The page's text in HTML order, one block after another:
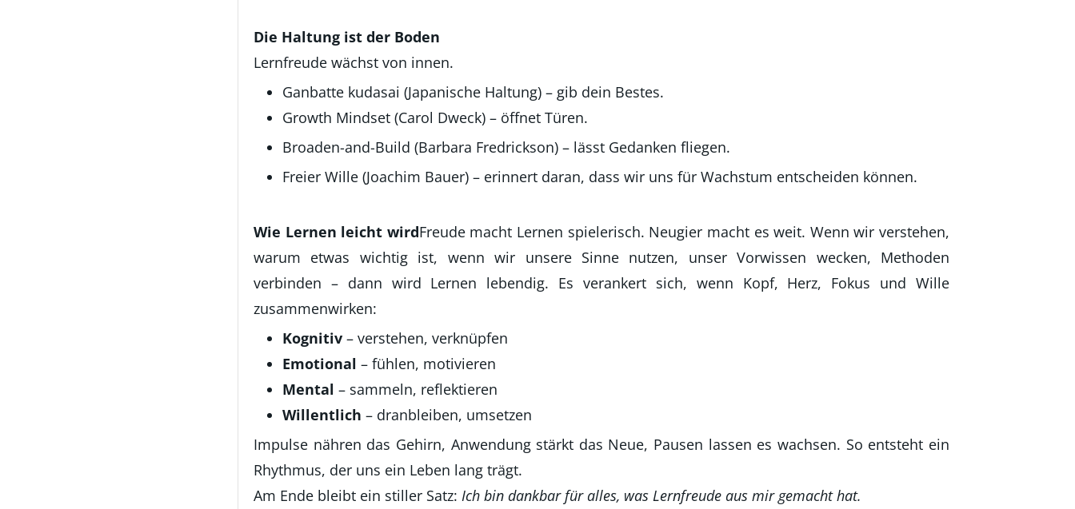
Die Haltung ist der Boden
Lernfreude wächst von innen.
Ganbatte kudasai (Japanische Haltung) – gib dein Bestes.
Growth Mindset (Carol Dweck) – öffnet Türen.
Broaden-and-Build (Barbara Fredrickson) – lässt Gedanken fliegen.
Freier Wille (Joachim Bauer) – erinnert daran, dass wir uns für Wachstum entscheiden können.
Wie Lernen leicht wirdFreude macht Lernen spielerisch. Neugier macht es weit. Wenn wir verstehen,
warum etwas wichtig ist, wenn wir unsere Sinne nutzen, unser Vorwissen wecken, Methoden
verbinden – dann wird Lernen lebendig. Es verankert sich, wenn Kopf, Herz, Fokus und Wille
zusammenwirken:
Kognitiv – verstehen, verknüpfen
Emotional – fühlen, motivieren
Mental – sammeln, reflektieren
Willentlich – dranbleiben, umsetzen
Impulse nähren das Gehirn, Anwendung stärkt das Neue, Pausen lassen es wachsen. So entsteht ein
Rhythmus, der uns ein Leben lang trägt.
Am Ende bleibt ein stiller Satz: Ich bin dankbar für alles, was Lernfreude aus mir gemacht hat.